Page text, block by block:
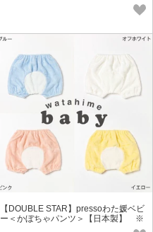
【DOUBLE STAR】pressoわた媛ベビ
ー＜かぼちゃパンツ＞【日本製】 ※